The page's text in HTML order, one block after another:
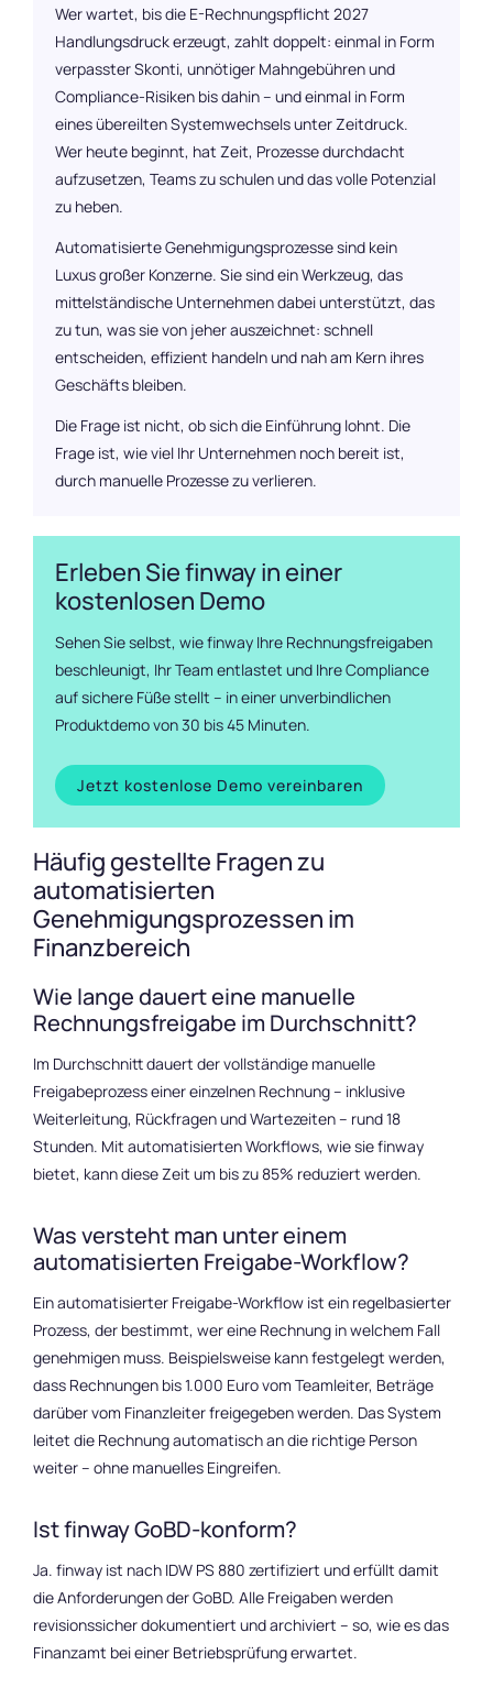
Wer wartet, bis die E-Rechnungspflicht 2027
Handlungsdruck erzeugt, zahlt doppelt: einmal in Form
verpasster Skonti, unnötiger Mahngebühren und
Compliance-Risiken bis dahin – und einmal in Form
eines übereilten Systemwechsels unter Zeitdruck.
Wer heute beginnt, hat Zeit, Prozesse durchdacht
aufzusetzen, Teams zu schulen und das volle Potenzial
zu heben.
Automatisierte Genehmigungsprozesse sind kein
Luxus großer Konzerne. Sie sind ein Werkzeug, das
mittelständische Unternehmen dabei unterstützt, das
zu tun, was sie von jeher auszeichnet: schnell
entscheiden, effizient handeln und nah am Kern ihres
Geschäfts bleiben.
Die Frage ist nicht, ob sich die Einführung lohnt. Die
Frage ist, wie viel Ihr Unternehmen noch bereit ist,
durch manuelle Prozesse zu verlieren.
Erleben Sie finway in einer
kostenlosen Demo
Sehen Sie selbst, wie finway Ihre Rechnungsfreigaben
beschleunigt, Ihr Team entlastet und Ihre Compliance
auf sichere Füße stellt – in einer unverbindlichen
Produktdemo von 30 bis 45 Minuten.
Jetzt kostenlose Demo vereinbaren
Häufig gestellte Fragen zu
automatisierten
Genehmigungsprozessen im
Finanzbereich
Wie lange dauert eine manuelle
Rechnungsfreigabe im Durchschnitt?
Im Durchschnitt dauert der vollständige manuelle
Freigabeprozess einer einzelnen Rechnung – inklusive
Weiterleitung, Rückfragen und Wartezeiten – rund 18
Stunden. Mit automatisierten Workflows, wie sie finway
bietet, kann diese Zeit um bis zu 85% reduziert werden.
Was versteht man unter einem
automatisierten Freigabe-Workflow?
Ein automatisierter Freigabe-Workflow ist ein regelbasierter
Prozess, der bestimmt, wer eine Rechnung in welchem Fall
genehmigen muss. Beispielsweise kann festgelegt werden,
dass Rechnungen bis 1.000 Euro vom Teamleiter, Beträge
darüber vom Finanzleiter freigegeben werden. Das System
leitet die Rechnung automatisch an die richtige Person
weiter – ohne manuelles Eingreifen.
Ist finway GoBD-konform?
Ja. finway ist nach IDW PS 880 zertifiziert und erfüllt damit
die Anforderungen der GoBD. Alle Freigaben werden
revisionssicher dokumentiert und archiviert – so, wie es das
Finanzamt bei einer Betriebsprüfung erwartet.